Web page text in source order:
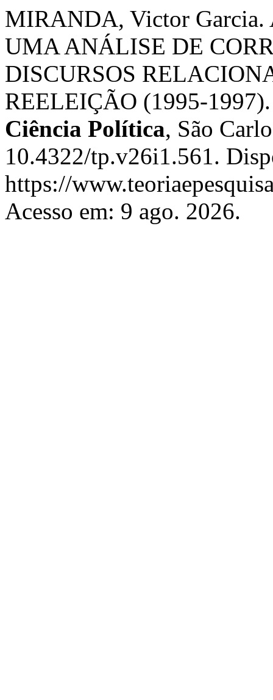
MIRANDA, Victor
UMA ANÁLISE DE
DISCURSOS
REELEIÇÃO (1995-
Ciência Política, São
10.4322/tp.v26i1.561.
https://
Acesso em: 9 ago. 2026.